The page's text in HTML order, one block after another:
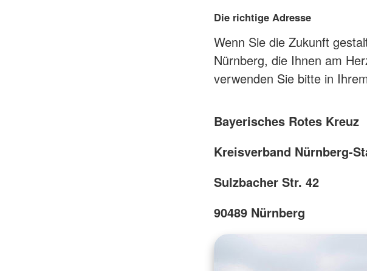
Die richtige Adresse
Wenn Sie die Zukunft
Nürnberg, die Ihnen am
verwenden Sie bitte in
Bayerisches Rotes Kreuz
Kreisverband Nürnberg-
Sulzbacher Str. 42
90489 Nürnberg